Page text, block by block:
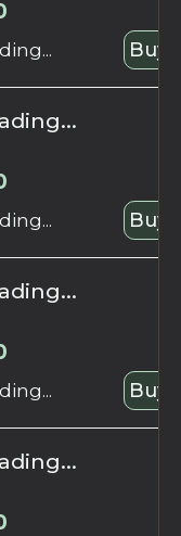
Buy
Buy
Buy